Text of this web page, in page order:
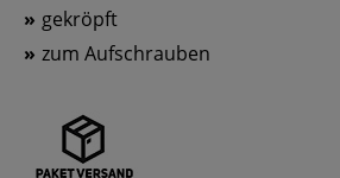
gekröpft
zum Aufschrauben